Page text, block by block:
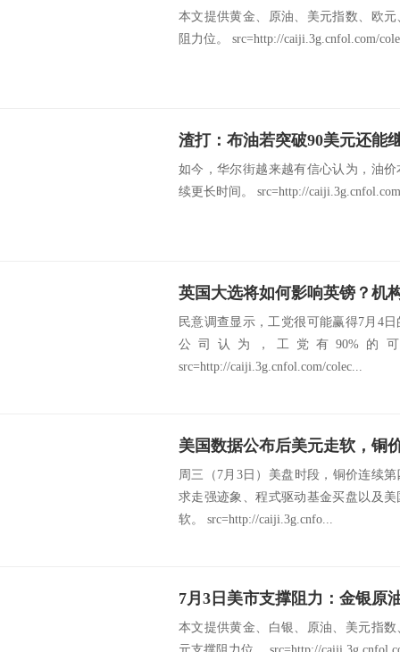
本文提供黄金、原油、美元指数、欧
阻力位。 src=http://caiji.3g.cnfol.com/
如今，华尔街越来越有信心认为，油
续更长时间。 src=http://
英国大选将如何影响英镑？机
民意调查显示，工党很可能赢得7月4
公司认为，工党有90%的
src=http://caiji.3g.cnfol.com/colec...
美国数据公布后美元走软，铜
周三（7月3日）美盘时段，铜价连续
求走强迹象、程式驱动基金买盘以及
软。 src=http://caiji.3g.cnfo...
7月3日美市支撑阻力：金银原
本文提供黄金、白银、原油、美元指